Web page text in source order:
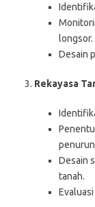
longsor.
Desain
Rekayasa
Desain
tanah.